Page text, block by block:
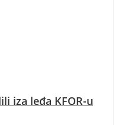
iza leđa KFOR-u